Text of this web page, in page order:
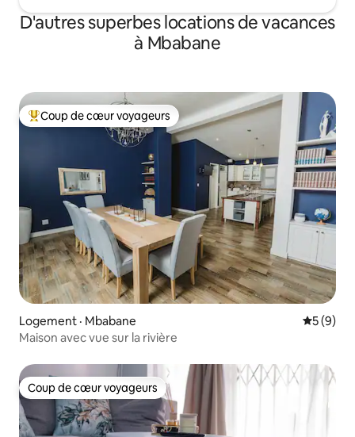
D'autres superbes locations de vacances
à Mbabane
Coup de cœur voyageurs parmi les plus aimés
Coup de cœur voyageurs
Logement · Mbabane Note
5 (9)
Maison avec vue sur la rivière
Coup de cœur voyageurs
Coup de cœur voyageurs